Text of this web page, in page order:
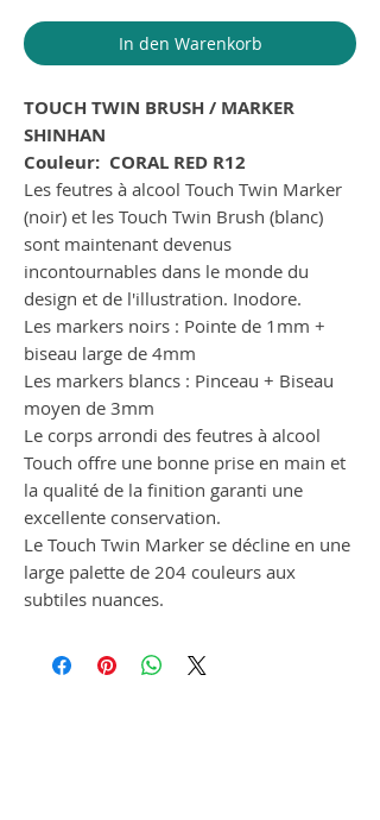
In den Warenkorb
TOUCH TWIN BRUSH / MARKER
SHINHAN
Couleur: CORAL RED R12
Les feutres à alcool Touch Twin Marker
(noir) et les Touch Twin Brush (blanc)
sont maintenant devenus
incontournables dans le monde du
design et de l'illustration. Inodore.
Les markers noirs : Pointe de 1mm +
biseau large de 4mm
Les markers blancs : Pinceau + Biseau
moyen de 3mm
Le corps arrondi des feutres à alcool
Touch offre une bonne prise en main et
la qualité de la finition garanti une
excellente conservation.
Le Touch Twin Marker se décline en une
large palette de 204 couleurs aux
subtiles nuances.